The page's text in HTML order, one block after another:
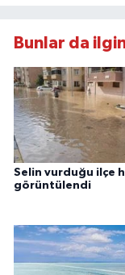
Bunlar da
Selin vurduğu ilçe
görüntülendi